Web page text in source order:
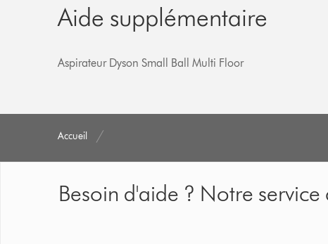
Aide supplémentaire
Aspirateur Dyson Small Ball Multi Floor
Accueil
Besoin d'aide ? Notre